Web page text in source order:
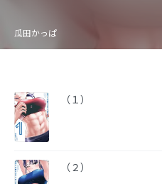
瓜田かっぱ
（１）
（２）